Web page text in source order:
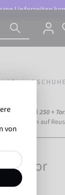
Lieferzeiten
und 250 +
vertrauen auf
Junior
von